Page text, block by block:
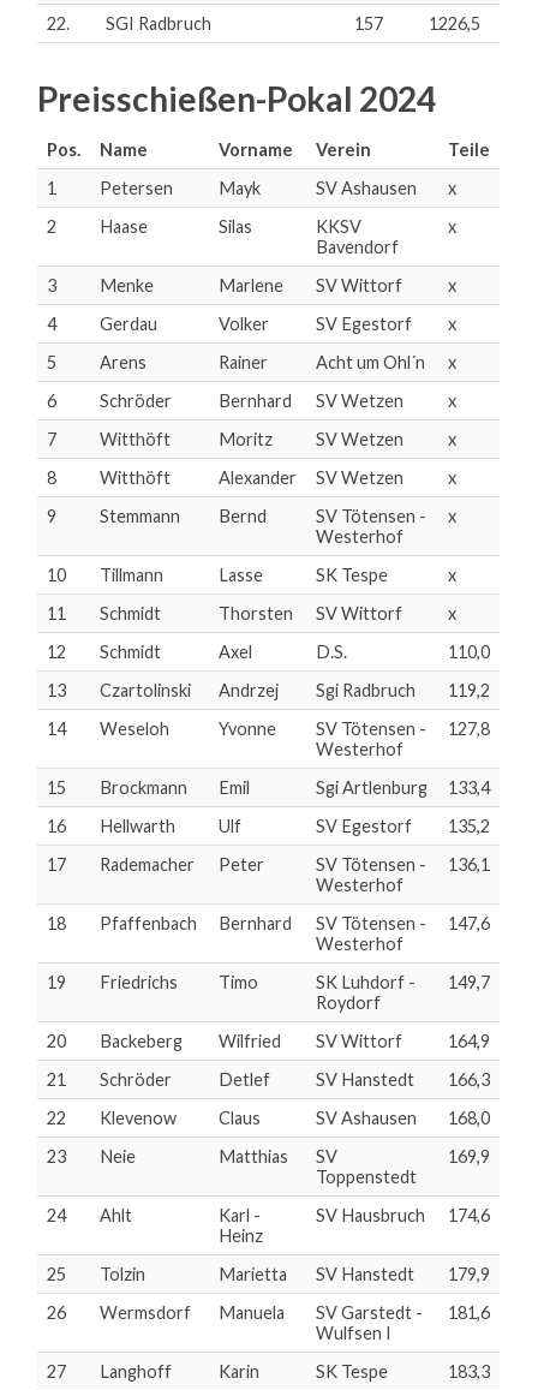
22. SGI Radbruch 157 1226,5
Preisschießen-Pokal 2024
Pos. Name Vorname Verein
Teile
1
Petersen Mayk SV Ashausen
x
2
Haase Silas
KKSV
Bavendorf
x
3 Menke Marlene SV Wittorf
x
4
Gerdau Volker SV Egestorf
x
5
Arens Rainer Acht um Ohl´n
x
6
Schröder Bernhard SV Wetzen
x
7
Witthöft Moritz SV Wetzen
x
8
Witthöft Alexander SV Wetzen
x
9
Stemmann Bernd
SV Tötensen -
Westerhof
x
10 Tillmann Lasse SK Tespe
x
11
Schmidt Thorsten SV Wittorf
x
12
Schmidt Axel D.S.
110,0
13
Czartolinski Andrzej Sgi Radbruch
119,2
14
Weseloh Yvonne
SV Tötensen -
Westerhof
127,8
15 Brockmann Emil Sgi Artlenburg
133,4
16
Hellwarth Ulf SV Egestorf
135,2
17
Rademacher Peter
SV Tötensen -
Westerhof
136,1
18 Pfaffenbach Bernhard
SV Tötensen -
Westerhof
147,6
19 Friedrichs Timo
SK Luhdorf -
Roydorf
149,7
20 Backeberg Wilfried SV Wittorf
164,9
21
Schröder Detlef SV Hanstedt
166,3
22
Klevenow Claus SV Ashausen
168,0
23
Neie Matthias
SV
Toppenstedt
169,9
24 Ahlt
Karl -
Heinz
SV Hausbruch 174,6
25 Tolzin Marietta SV Hanstedt
179,9
26
Wermsdorf Manuela
SV Garstedt -
Wulfsen I
181,6
27 Langhoff Karin SK Tespe
183,3